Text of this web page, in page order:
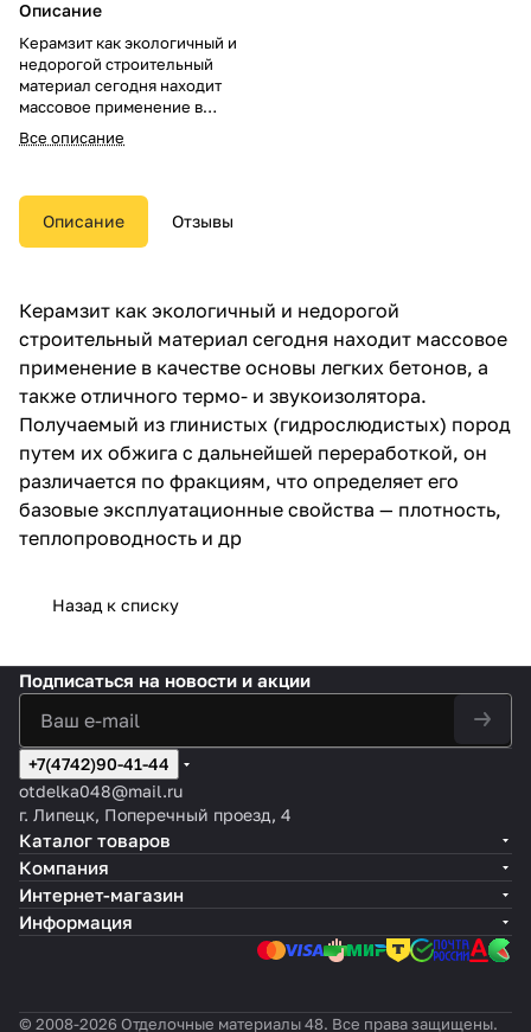
Описание
Керамзит как экологичный и
недорогой строительный
материал сегодня находит
массовое применение в
качестве основы легких
бетонов, а также отличного
Получаемый из глинистых
(гидрослюдистых) пород путем
их обжига с дальнейшей
свойства — плотность,
теплопроводность и др
Все описание
Описание Отзывы
Керамзит как экологичный и недорогой
строительный материал сегодня находит массовое
применение в качестве основы легких бетонов, а
также отличного термо- и звукоизолятора.
Получаемый из глинистых (гидрослюдистых) пород
путем их обжига с дальнейшей переработкой, он
различается по фракциям, что определяет его
базовые эксплуатационные свойства — плотность,
теплопроводность и др
Назад к списку
Подписаться на новости и акции
+7(4742)90-41-44
otdelka048@mail.ru
г. Липецк, Поперечный проезд, 4
Каталог товаров
Компания
Интернет-магазин
Информация
© 2008-2026 Отделочные материалы 48. Все права защищены.